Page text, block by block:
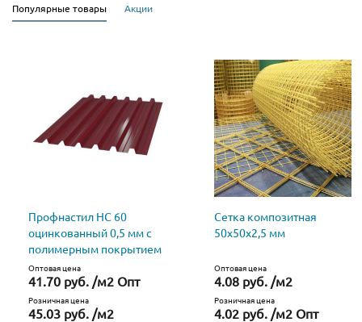
Популярные товары Акции
Профнастил НС 60
оцинкованный 0,5 мм с
полимерным покрытием
Оптовая цена
41.70 руб. /м2 Опт
Розничная цена
45.03 руб. /м2
Сетка композитная
50х50х2,5 мм
Оптовая цена
4.08 руб. /м2
Розничная цена
4.02 руб. /м2 Опт